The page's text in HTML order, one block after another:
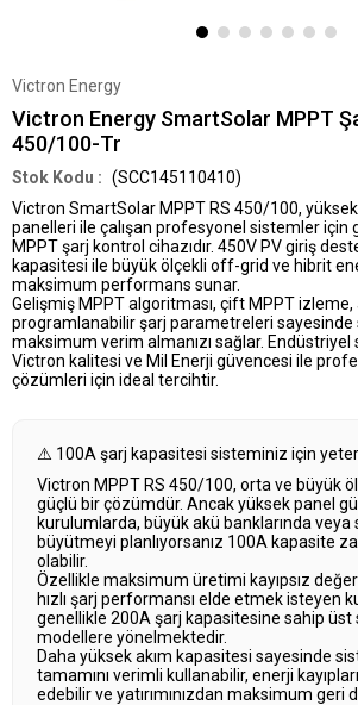
Victron Energy
Victron Energy SmartSolar MPPT
450/100-Tr
(SCC145110410)
Victron SmartSolar MPPT RS 450/100,
panelleri ile çalışan profesyonel sistemler için
MPPT şarj kontrol cihazıdır. 450V PV giriş
kapasitesi ile büyük ölçekli off-grid ve hibrit
maksimum performans sunar.
Gelişmiş MPPT algoritması, çift MPPT
programlanabilir şarj parametreleri
maksimum verim almanızı sağlar. Endüstriyel
Victron kalitesi ve Mil Enerji güvencesi ile
çözümleri için ideal tercihtir.
⚠️ 100A şarj kapasitesi sisteminiz için
Victron MPPT RS 450/100, orta ve büyük
güçlü bir çözümdür. Ancak yüksek panel
kurulumlarda, büyük akü banklarında veya
büyütmeyi planlıyorsanız 100A kapasite
olabilir.
Özellikle maksimum üretimi kayıpsız
hızlı şarj performansı elde etmek isteyen
genellikle 200A şarj kapasitesine sahip
modellere yönelmektedir.
Daha yüksek akım kapasitesi sayesinde
tamamını verimli kullanabilir, enerji
edebilir ve yatırımınızdan maksimum geri